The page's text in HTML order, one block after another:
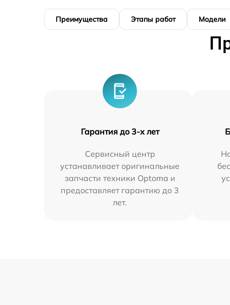
Преимущества Этапы работ Модели
Гарантия до 3-х лет
Сервисный центр
устанавливает оригинальные
запчасти техники Optoma и
предоставляет гарантию до 3
лет.